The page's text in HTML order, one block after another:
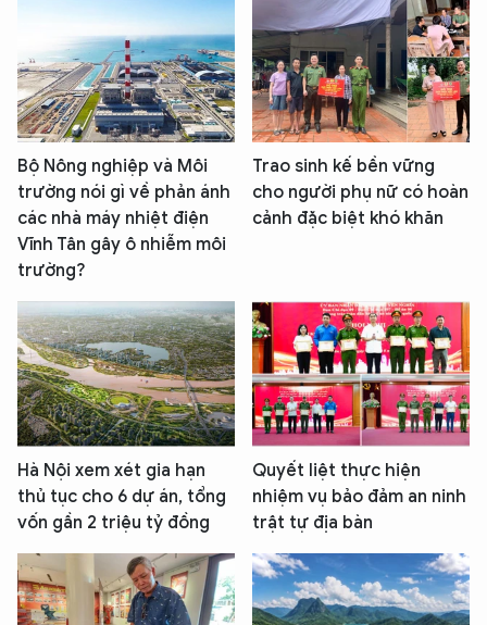
Bộ Nông nghiệp và Môi
trường nói gì về phản ánh
các nhà máy nhiệt điện
Vĩnh Tân gây ô nhiễm môi
trường?
Trao sinh kế bền vững
cho người phụ nữ có hoàn
cảnh đặc biệt khó khăn
Hà Nội xem xét gia hạn
thủ tục cho 6 dự án, tổng
vốn gần 2 triệu tỷ đồng
Quyết liệt thực hiện
nhiệm vụ bảo đảm an ninh
trật tự địa bàn